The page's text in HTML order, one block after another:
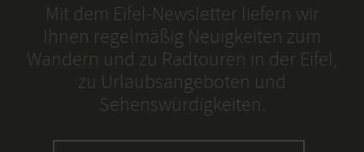
Mit dem Eifel-Newsletter liefern wir
Ihnen regelmäßig Neuigkeiten zum
Wandern und zu Radtouren in der Eifel,
zu Urlaubsangeboten und
Sehenswürdigkeiten.